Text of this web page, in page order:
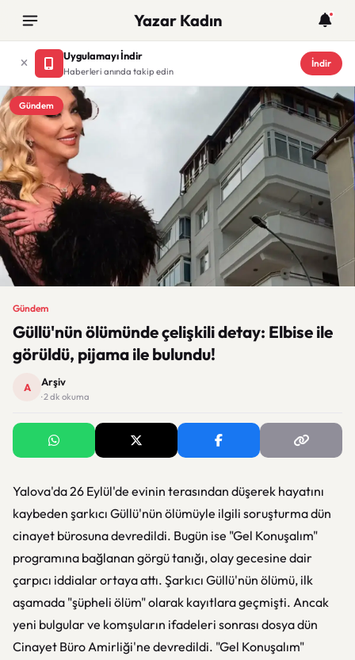
Yazar Kadın
Uygulamayı İndir
Haberleri anında takip edin
İndir
Gündem
Gündem
Güllü'nün ölümünde çelişkili detay: Elbise ile
görüldü, pijama ile bulundu!
A Arşiv
· 2 dk okuma
Yalova'da 26 Eylül'de evinin terasından düşerek hayatını
kaybeden şarkıcı Güllü'nün ölümüyle ilgili soruşturma dün
cinayet bürosuna devredildi. Bugün ise "Gel Konuşalım"
programına bağlanan görgü tanığı, olay gecesine dair
çarpıcı iddialar ortaya attı. Şarkıcı Güllü'nün ölümü, ilk
aşamada "şüpheli ölüm" olarak kayıtlara geçmişti. Ancak
yeni bulgular ve komşuların ifadeleri sonrası dosya dün
Cinayet Büro Amirliği'ne devredildi. "Gel Konuşalım"